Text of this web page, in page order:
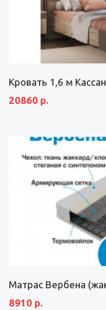
Кровать 1,6 м
20860 р.
Матрас Вербена
8910 р.